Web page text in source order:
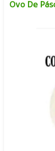
Ovo De